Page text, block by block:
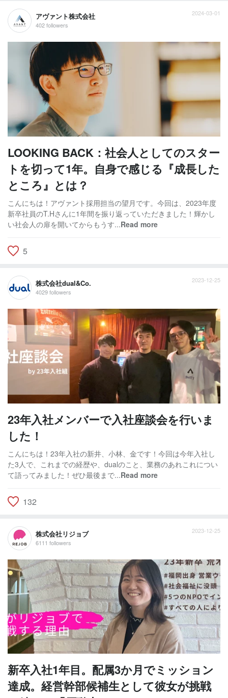
アヴァント株式会社
402 followers
2024-03-01
LOOKING BACK：社会人としてのスター
トを切って1年。自身で感じる『成長した
ところ』とは？
こんにちは！アヴァント採用担当の望月です。今回は、2023年度
新卒社員のT.Hさんに1年間を振り返っていただきました！輝かし
い社会人の扉を開いてからもうす...Read more
5
株式会社dual&Co.
4029 followers
2023-12-25
23年入社メンバーで入社座談会を行いま
した！
こんにちは！23年入社の新井、小林、金です！今回は今年入社し
た3人で、これまでの経歴や、dualのこと、業務のあれこれについ
て語ってみました！ぜひ最後まで...Read more
132
株式会社リジョブ
6111 followers
2023-12-25
新卒入社1年目。配属3か月でミッション
達成。経営幹部候補生として彼女が挑戦